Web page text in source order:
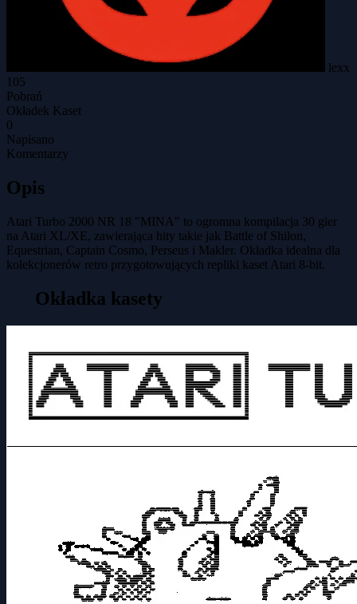
lexx
105
Pobrań
Okładek Kaset
0
Napisano
Komentarzy
Opis
Atari Turbo 2000 NR 18 "MINA" to ogromna kompilacja 30 gier
na Atari XL/XE, zawierająca hity takie jak Battle of Shilon,
Equestrian, Captain Cosmo, Perseus i Makler. Okładka idealna dla
kolekcjonerów retro przygotowujących repliki kaset Atari 8-bit.
Okładka kasety